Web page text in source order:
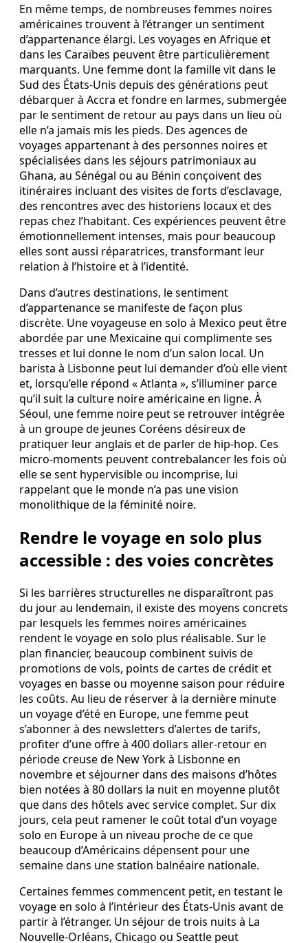
En même temps, de nombreuses femmes noires
américaines trouvent à l’étranger un sentiment
d’appartenance élargi. Les voyages en Afrique et
dans les Caraïbes peuvent être particulièrement
marquants. Une femme dont la famille vit dans le
Sud des États-Unis depuis des générations peut
débarquer à Accra et fondre en larmes, submergée
par le sentiment de retour au pays dans un lieu où
elle n’a jamais mis les pieds. Des agences de
voyages appartenant à des personnes noires et
spécialisées dans les séjours patrimoniaux au
Ghana, au Sénégal ou au Bénin conçoivent des
itinéraires incluant des visites de forts d’esclavage,
des rencontres avec des historiens locaux et des
repas chez l’habitant. Ces expériences peuvent être
émotionnellement intenses, mais pour beaucoup
elles sont aussi réparatrices, transformant leur
relation à l’histoire et à l’identité.
Dans d’autres destinations, le sentiment
d’appartenance se manifeste de façon plus
discrète. Une voyageuse en solo à Mexico peut être
abordée par une Mexicaine qui complimente ses
tresses et lui donne le nom d’un salon local. Un
barista à Lisbonne peut lui demander d’où elle vient
et, lorsqu’elle répond « Atlanta », s’illuminer parce
qu’il suit la culture noire américaine en ligne. À
Séoul, une femme noire peut se retrouver intégrée
à un groupe de jeunes Coréens désireux de
pratiquer leur anglais et de parler de hip-hop. Ces
micro-moments peuvent contrebalancer les fois où
elle se sent hypervisible ou incomprise, lui
rappelant que le monde n’a pas une vision
monolithique de la féminité noire.
Rendre le voyage en solo plus
accessible : des voies concrètes
Si les barrières structurelles ne disparaîtront pas
du jour au lendemain, il existe des moyens concrets
par lesquels les femmes noires américaines
rendent le voyage en solo plus réalisable. Sur le
plan financier, beaucoup combinent suivis de
promotions de vols, points de cartes de crédit et
voyages en basse ou moyenne saison pour réduire
les coûts. Au lieu de réserver à la dernière minute
un voyage d’été en Europe, une femme peut
s’abonner à des newsletters d’alertes de tarifs,
profiter d’une offre à 400 dollars aller‑retour en
période creuse de New York à Lisbonne en
novembre et séjourner dans des maisons d’hôtes
bien notées à 80 dollars la nuit en moyenne plutôt
que dans des hôtels avec service complet. Sur dix
jours, cela peut ramener le coût total d’un voyage
solo en Europe à un niveau proche de ce que
beaucoup d’Américains dépensent pour une
semaine dans une station balnéaire nationale.
Certaines femmes commencent petit, en testant le
voyage en solo à l’intérieur des États-Unis avant de
partir à l’étranger. Un séjour de trois nuits à La
Nouvelle‑Orléans, Chicago ou Seattle peut